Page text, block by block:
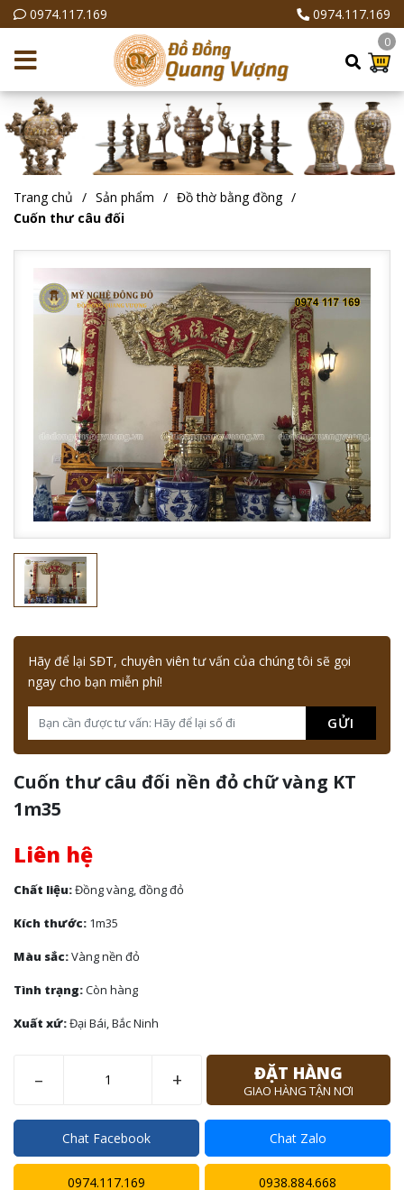
0974.117.169 0974.117.169
0
Trang chủ Sản phẩm
Đồ thờ bằng đồng
Cuốn thư câu đối
Hãy để lại SĐT, chuyên viên tư vấn của chúng tôi sẽ gọi
ngay cho bạn miễn phí!
GỬI
Cuốn thư câu đối nền đỏ chữ vàng KT
1m35
Liên hệ
Chất liệu:Đồng vàng, đồng đỏ
Kích thước: 1m35
Màu sắc:Vàng nền đỏ
Tình trạng:Còn hàng
Xuất xứ:Đại Bái, Bắc Ninh
– + ĐẶT HÀNG
GIAO HÀNG TẬN NƠI
Chat Facebook Chat Zalo
0974.117.169 0938.884.668